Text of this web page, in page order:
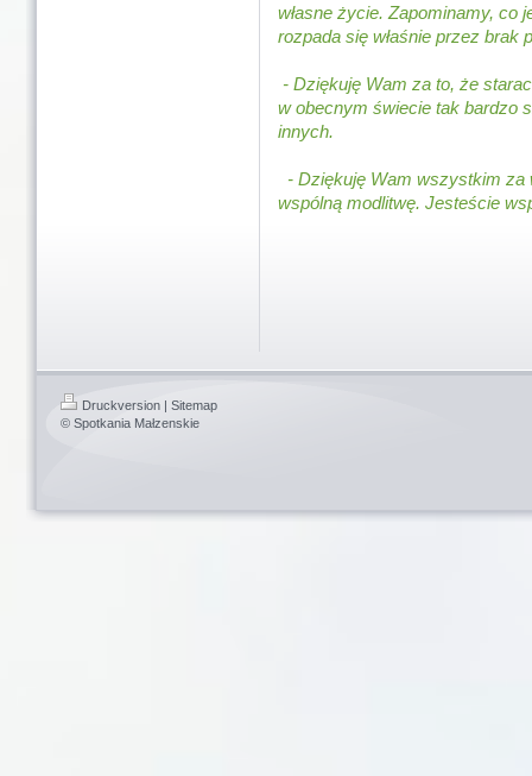
własne życie. Zapominamy, co
rozpada się właśnie przez brak
- Dziękuję Wam za to, że
w obecnym świecie tak bardzo
innych.
- Dziękuję Wam wszystkim za
wspólną modlitwę. Jesteście
Druckversion | Sitemap
© Spotkania Małzenskie